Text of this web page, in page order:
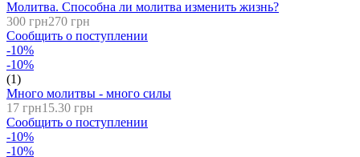
Молитва. Способна ли молитва изменить жизнь?
300 грн270 грн
Сообщить о поступлении
-10%
-10%
(1)
Много молитвы - много силы
17 грн15.30 грн
Сообщить о поступлении
-10%
-10%